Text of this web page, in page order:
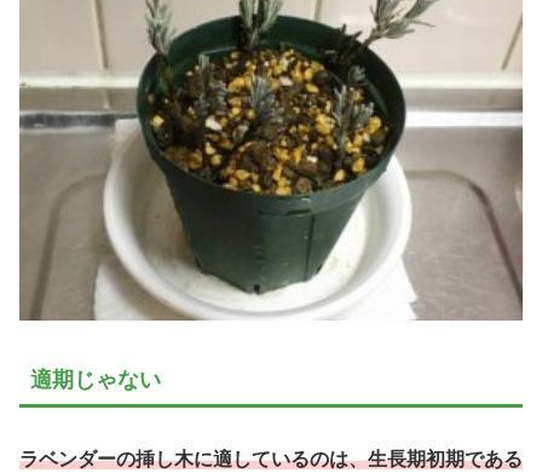
適期じゃない
ラベンダーの挿し木に適しているのは、生長期初期である